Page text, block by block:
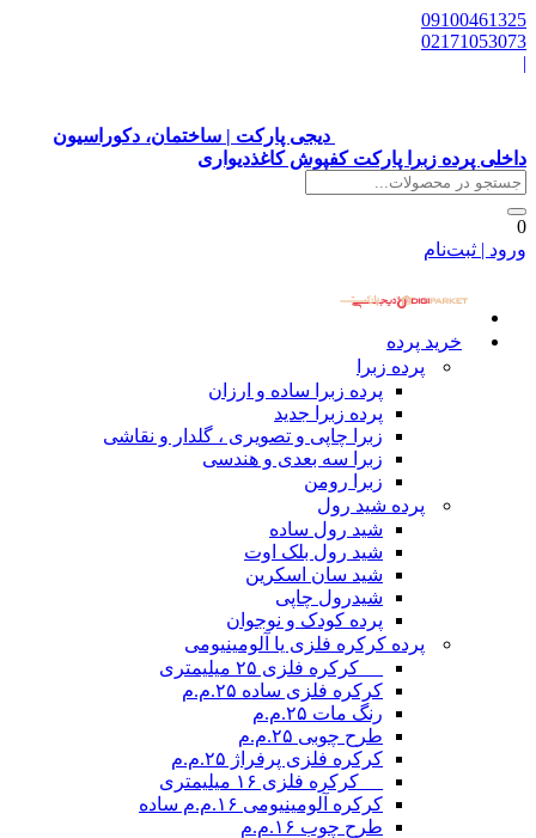
09100461325
02171053073
|
دیجی پارکت | ساختمان، دکوراسیون
داخلی پرده زبرا پارکت کفپوش کاغذدیواری
0
ورود | ثبت‌نام
خرید پرده
پرده زبرا
پرده زبرا ساده و ارزان
پرده زبرا جدید
زبرا چاپی و تصویری ، گلدار و نقاشی
زبرا سه بعدی و هندسی
زبرا رومن
پرده شید رول
شید رول ساده
شید رول بلک اوت
شید سان اسکرین
شیدرول چاپی
پرده کودک و نوجوان
پرده کرکره فلزی یا آلومینیومی
__ کرکره فلزی ۲۵ میلیمتری
کرکره فلزی ساده ۲۵.م.م
رنگ مات ۲۵.م.م
طرح چوبی ۲۵.م.م
کرکره فلزی پرفراژ ۲۵.م.م
__ کرکره فلزی ۱۶ میلیمتری
کرکره آلومینیومی ۱۶.م.م ساده
طرح چوب ۱۶.م.م